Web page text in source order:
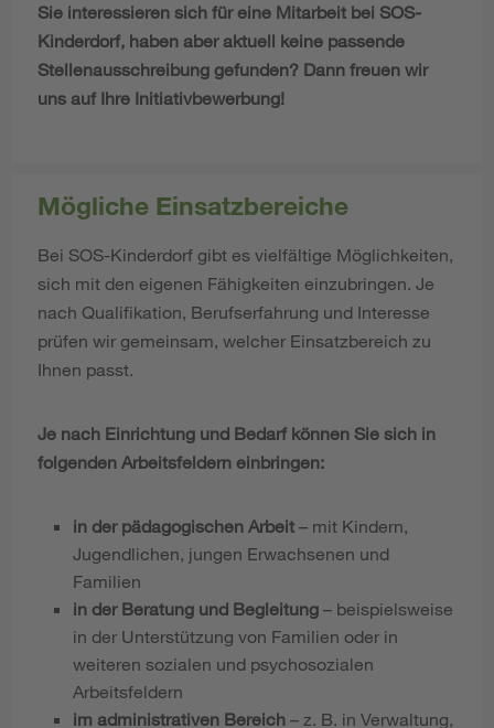
Sie interessieren sich für eine Mitarbeit bei SOS-
Kinderdorf, haben aber aktuell keine passende
Stellenausschreibung gefunden? Dann freuen wir
uns auf Ihre Initiativbewerbung!
Mögliche Einsatzbereiche
Bei SOS-Kinderdorf gibt es vielfältige Möglichkeiten,
sich mit den eigenen Fähigkeiten einzubringen. Je
nach Qualifikation, Berufserfahrung und Interesse
prüfen wir gemeinsam, welcher Einsatzbereich zu
Ihnen passt.
Je nach Einrichtung und Bedarf können Sie sich in
folgenden Arbeitsfeldern einbringen:
in der pädagogischen Arbeit – mit Kindern,
Jugendlichen, jungen Erwachsenen und
Familien
in der Beratung und Begleitung – beispielsweise
in der Unterstützung von Familien oder in
weiteren sozialen und psychosozialen
Arbeitsfeldern
im administrativen Bereich – z. B. in Verwaltung,